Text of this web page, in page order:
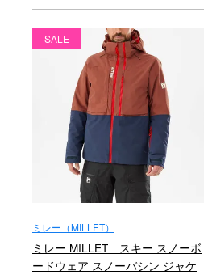
SALE
ミレー（MILLET）
ミレー MILLET スキー スノーボ
ードウェア スノーバシン ジャケ